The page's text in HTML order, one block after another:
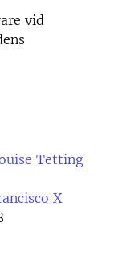
vid
Tetting
X